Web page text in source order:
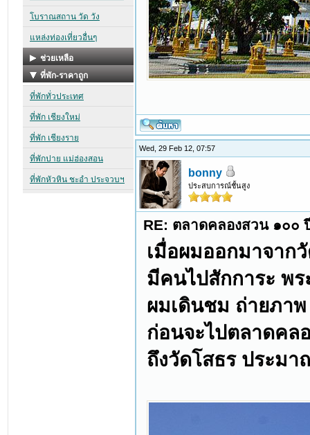
Wed, 29 Feb 12, 07:57
bonny
ประสบการณ์ชั้นสูง
RE: ตลาดคลองสวน ๑๐๐
เมื่อผมออกมาจาก
มีคนไปสักการะ พร
ผมเดินชม ถ่ายภา
ก่อนจะไปตลาดคล
ถึงวัดโสธร ประม